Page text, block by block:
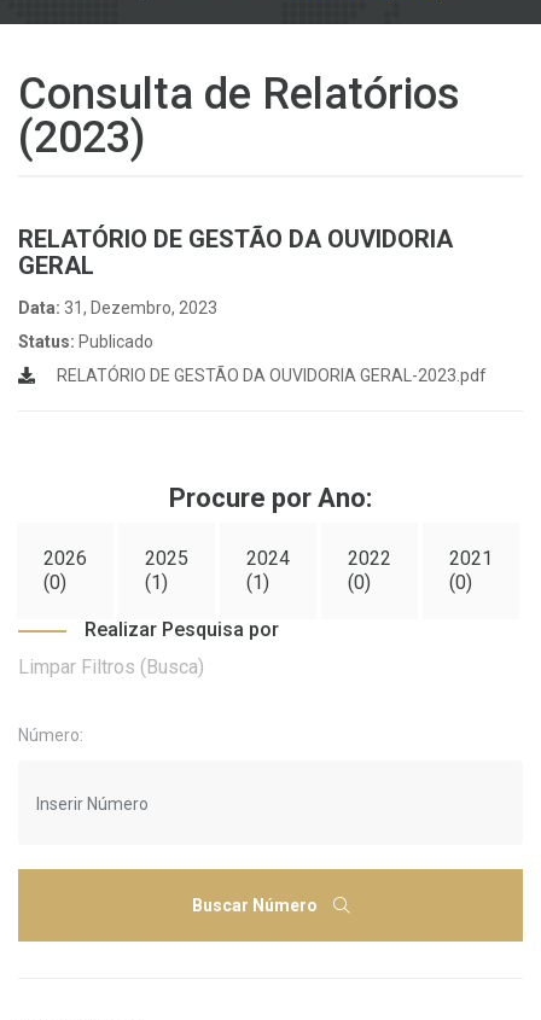
Consulta de Relatórios
(2023)
RELATÓRIO DE GESTÃO DA OUVIDORIA
GERAL
Data: 31, Dezembro, 2023
Status: Publicado
RELATÓRIO DE GESTÃO DA OUVIDORIA GERAL-2023.pdf
Procure por Ano:
2026
(0)
2025
(1)
2024
(1)
2022
(0)
2021
(0)
Realizar Pesquisa por
Limpar Filtros (Busca)
Número:
Buscar Número